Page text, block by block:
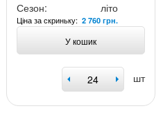
Сезон:
літо
Ціна за скриньку: 2 760 грн.
У кошик
шт